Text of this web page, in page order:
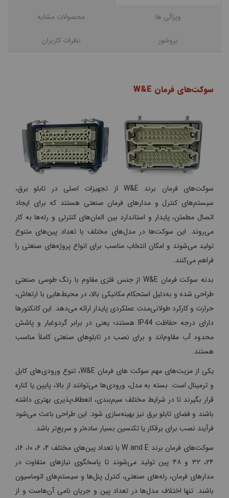
ویژگی ها محصولات مشابه
بروشور نظرات کاربران
سوکت‌های فرمان W&E
سوکت‌های فرمان برند W&E از تجهیزات اصلی در تابلو برق،
سیستم‌های کنترل و مدارهای فرمان صنعتی هستند که برای ایجاد
اتصال مطمئن، پایدار و استاندارد بین المان‌های کنترلی و رله‌ها به کار
می‌روند. این سوکت‌ها در مدل‌های مختلف با تعداد پین‌های متنوع
تولید می‌شوند و امکان انتخاب مناسب برای انواع پروژه‌های صنعتی را
فراهم می‌کنند.
بدنه سوکت فرمان W&E از جنس فلزی مقاوم با رنگ طوسی صنعتی
طراحی شده و به‌دلیل استحکام مکانیکی بالا، در محیط‌هایی با ارتعاش،
حرارت و کارکرد طولانی‌مدت عملکردی پایدار ارائه می‌دهد. این کانکتورها
دارای درجه حفاظت IP44 هستند؛ یعنی در برابر گردوغبار و پاشش
محدود آب مقاوم‌اند و برای نصب در تابلوهای صنعتی کاملاً مناسب
هستند.
یکی از مزیت‌های مهم سوکت های فرمان W&E، تنوع ورودی‌های کابل
و ترمینال است. بسته به مدل، ورودی‌ها می‌توانند از بالا، پایین یا کناره
قرار بگیرند تا در شرایط مختلف سیم‌بندی، انعطاف‌پذیری بهتری داشته
باشند و فضای تابلو برق نیز بهینه‌سازی شود. این طراحی باعث می‌شود
فرآیند نصب برای برقکار یا تکنسین بسیار ساده‌تر و سریع‌تر باشد.
سوکت‌های فرمان برند W and E با تعداد پین‌های مختلف ۴، ۶، ۱۰، ۱۶،
۲۴، ۳۲ و ۴۸ پین تولید می‌شوند تا پاسخگوی نیازهای متفاوت در
مدارهای فرمان، رله‌های صنعتی، کنترل پنل‌ها و سیستم‌های اتوماسیون
باشند. تنها اختلاف مدل‌ها در تعداد پین و جریان نامی آن‌هاست و از